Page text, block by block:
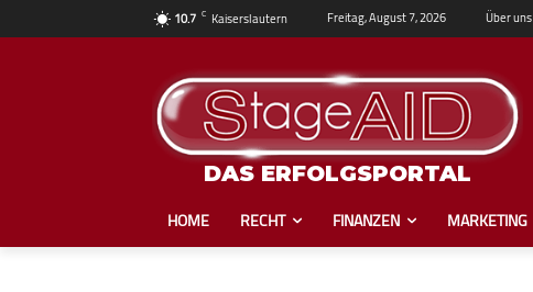
10.7 C Kaiserslautern Freitag, August 7, 2026 Über uns
DAS ERFOLGSPORTAL
HOME RECHT FINANZEN MARKETING